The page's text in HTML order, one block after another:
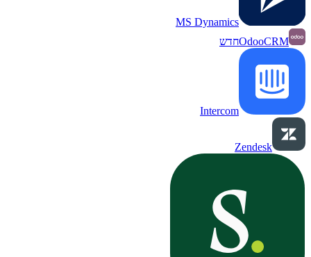
MS Dynamics
OdooCRMחדש
Intercom
Zendesk